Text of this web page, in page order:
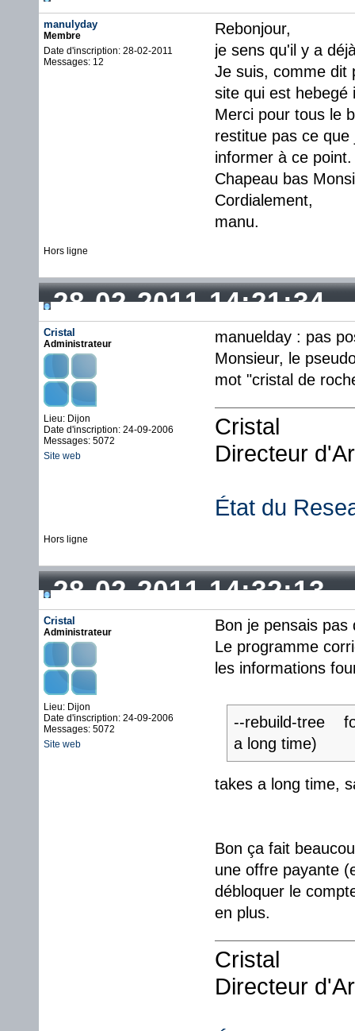
manulyday
Membre
Date d'inscription: 28-02-2011
Messages: 12
Rebonjour,
je sens qu'il y a
Je suis, comme dit
site qui est hebegé
Merci pour tous le
restitue pas ce
informer à ce point.
Chapeau bas
Cordialement,
manu.
Hors ligne
28-02-2011 14:21:34
Cristal
Administrateur
Lieu: Dijon
Date d'inscription: 24-09-2006
Messages: 5072
Site web
manuelday : pas
Monsieur, le
mot "cristal de
Cristal
Directeur
État du
Hors ligne
28-02-2011 14:32:13
Cristal
Administrateur
Lieu: Dijon
Date d'inscription: 24-09-2006
Messages: 5072
Site web
Bon je pensais
Le programme
les informations
--rebuild-tree
a long time)
takes a long time,
Bon ça fait
une offre payante
débloquer le
en plus.
Cristal
Directeur